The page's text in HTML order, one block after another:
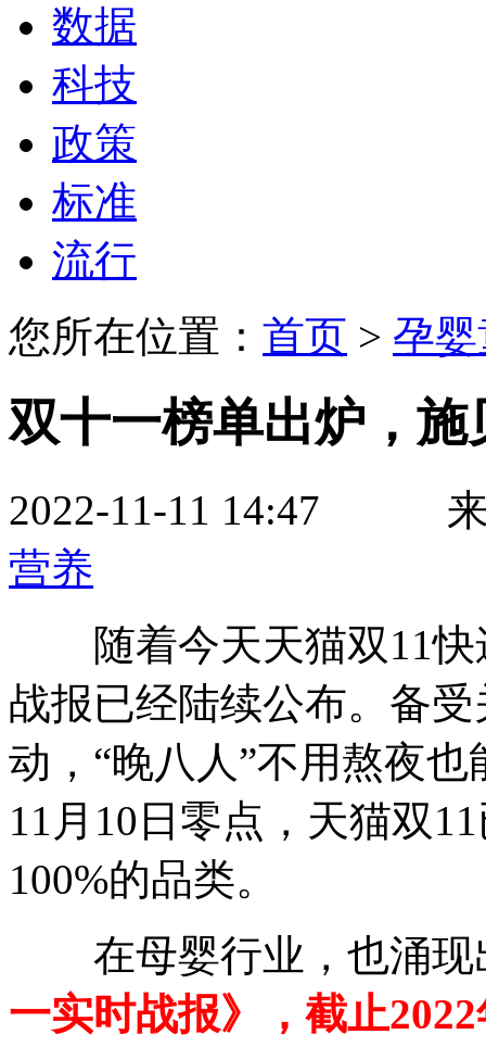
数据
科技
政策
标准
流行
您所在位置： 首页 > 孕
双十一榜单出炉，
2022-11-11 14:47
营养
随着今天天猫双11快
战报已经陆续公布。备
动，“晚八人”不用熬夜
11月10日零点，天猫双
100%的品类。
在母婴行业，也涌现
一实时战报》，截止